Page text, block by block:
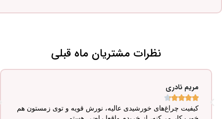
نظرات مشتریان ماه قبلی
مریم نادری





کیفیت چراغ‌های خورشیدی عالیه، نورش قویه و توی زمستون هم